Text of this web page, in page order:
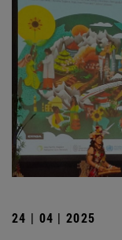
24 | 04 | 2025